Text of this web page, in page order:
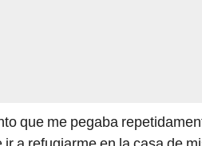
que me pegaba